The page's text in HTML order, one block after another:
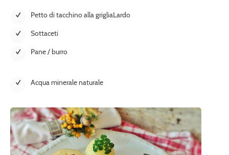
Petto di tacchino alla grigliaLardo
Sottaceti
Pane / burro
Acqua minerale naturale